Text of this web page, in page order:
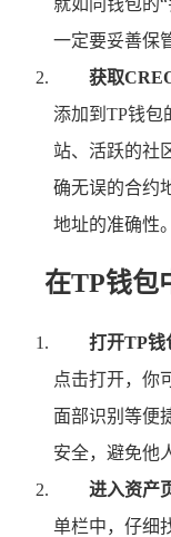
一定要妥善保
获取
添加到TP钱包
站、活跃的社
确无误的合约
地址的准确性。
在TP钱包
打开TP钱
点击打开，你
面部识别等便
安全，避免他
进入资产
单栏中，仔细